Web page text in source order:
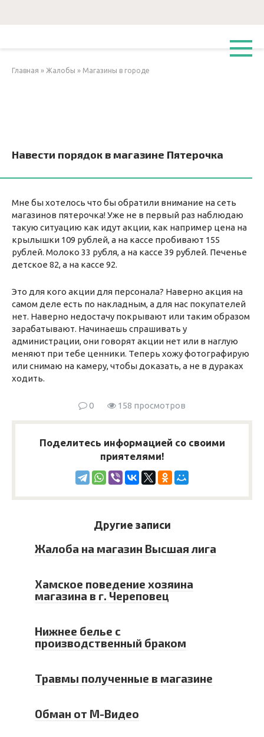
Главная » Жалобы » Магазины в городе
Навести порядок в магазине Пятерочка
Мне бы хотелось что бы обратили внимание на сеть
магазинов пятерочка! Уже не в первый раз наблюдаю
такую ситуацию как идут акции, как например цена на
крылышки 109 рублей, а на кассе пробивают 155
рублей. Молоко 33 рубля, а на кассе 39 рублей. Печенье
детское 82, а на кассе 92.
Это для кого акции для персонала? Наверно акция на
самом деле есть по накладным, а для нас покупателей
нет. Наверно недостачу покрывают или таким образом
зарабатывают. Начинаешь спрашивать у
администрации, они говорят акции нет или в наглую
меняют при тебе ценники. Теперь хожу фотографирую
или снимаю на камеру, чтобы доказать, а не в дураках
ходить.
0 158 просмотров
Поделитесь информацией со своими
приятелями!
Другие записи
Жалоба на магазин Высшая лига
Хамское поведение хозяина
магазина в г. Череповец
Нижнее белье с
производственный браком
Травмы полученные в магазине
Обман от М-Видео